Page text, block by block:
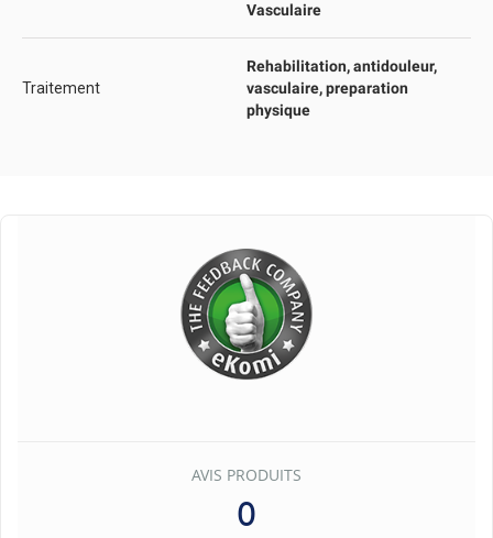
Vasculaire
Traitement
Rehabilitation, antidouleur,
vasculaire, preparation
physique
AVIS PRODUITS
0